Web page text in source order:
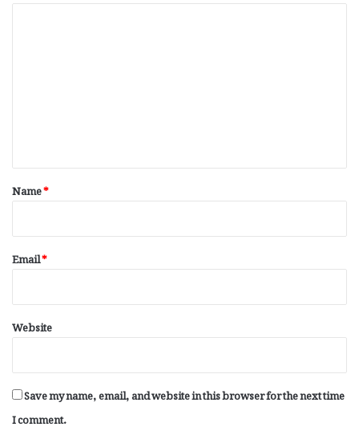
*
Name*
Email*
Website
Save my name, email, and website in this browser for the next time
I comment.